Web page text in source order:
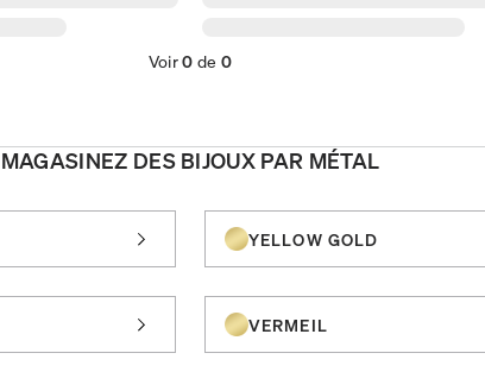
Voir0 de 0
MAGASINEZ DES BIJOUX PAR MÉTAL
YELLOW GOLD
VERMEIL